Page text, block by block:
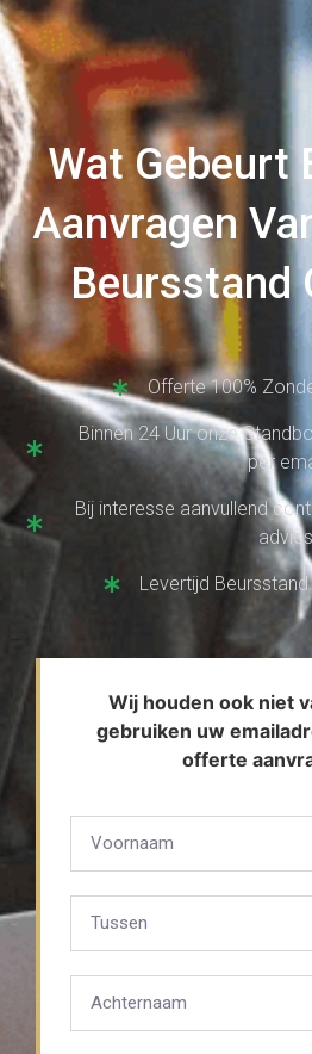
Wat Gebeurt
Aanvragen
Beursstand
Offerte 100%
Binnen 24 Uur onze
per
Bij interesse aanvullend
advies
Levertijd
Wij houden ook niet
gebruiken uw
offerte